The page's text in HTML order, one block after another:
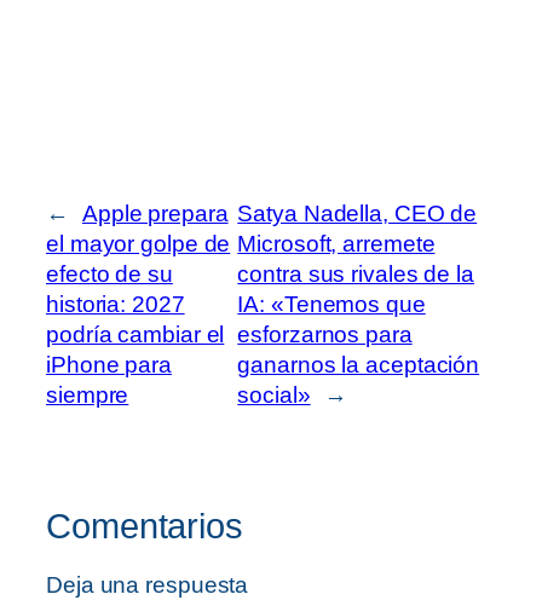
←
Apple prepara
el mayor golpe de
efecto de su
historia: 2027
podría cambiar el
iPhone para
siempre
Satya Nadella, CEO de
Microsoft, arremete
contra sus rivales de la
IA: «Tenemos que
esforzarnos para
ganarnos la aceptación
social»
→
Comentarios
Deja una respuesta